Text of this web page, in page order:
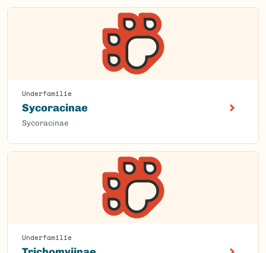
Underfamilie
Sycoracinae
Sycoracinae
Underfamilie